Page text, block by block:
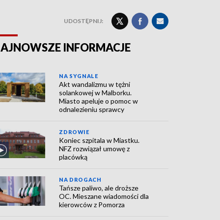
UDOSTĘPNIJ:
INFORMACJE
NA SYGNALE
Akt wandalizmu w tężni
solankowej w Malborku.
Miasto apeluje o pomoc w
odnalezieniu sprawcy
ZDROWIE
Koniec szpitala w Miastku.
NFZ rozwiązał umowę z
placówką
NA DROGACH
Tańsze paliwo, ale droższe
OC. Mieszane wiadomości dla
kierowców z Pomorza